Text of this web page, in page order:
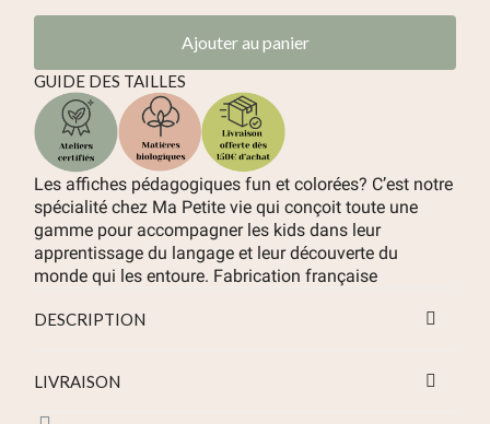
Ajouter au panier
GUIDE DES TAILLES
Les affiches pédagogiques fun et colorées? C’est notre
spécialité chez Ma Petite vie qui conçoit toute une
gamme pour accompagner les kids dans leur
apprentissage du langage et leur découverte du
monde qui les entoure. Fabrication française
DESCRIPTION
LIVRAISON